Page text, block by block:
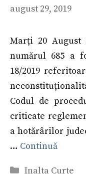
august 29, 2019
Marți 20
numărul 685 a
18/2019
Codul de
criticate
a hotărârilor
… Continuă
Categorii
Inalta Curte